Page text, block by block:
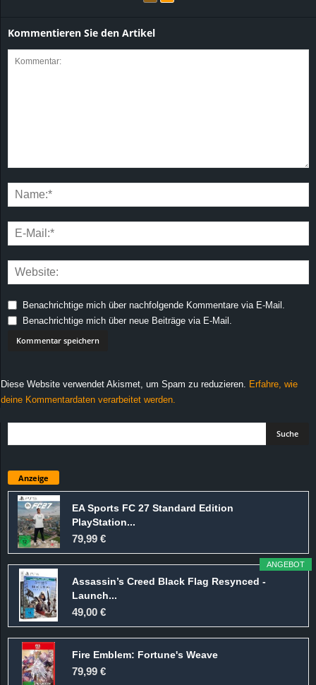
Kommentieren Sie den Artikel
Benachrichtige mich über nachfolgende Kommentare via E-Mail.
Benachrichtige mich über neue Beiträge via E-Mail.
Diese Website verwendet Akismet, um Spam zu reduzieren. Erfahre, wie
deine Kommentardaten verarbeitet werden.
Anzeige
EA Sports FC 27 Standard Edition
PlayStation...
79,99 €
ANGEBOT
Assassin’s Creed Black Flag Resynced -
Launch...
49,00 €
Fire Emblem: Fortune's Weave
79,99 €